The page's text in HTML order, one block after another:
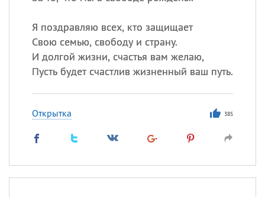
Я поздравляю всех, кто защищает
Свою семью, свободу и страну.
И долгой жизни, счастья вам желаю,
Пусть будет счастлив жизненный ваш путь.
Открытка 385